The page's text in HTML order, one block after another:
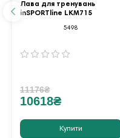
Лава для тренувань
inSPORTline LKM715
5498
11176₴
10618₴
Купити